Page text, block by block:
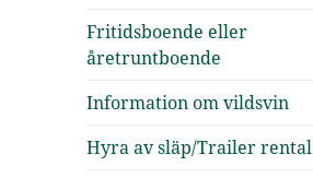
Fritidsboende eller
åretruntboende
Information om vildsvin
Hyra av släp/Trailer rental